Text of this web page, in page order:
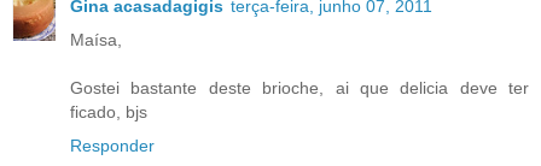
Gina acasadagigis terça-feira, junho 07, 2011
Maísa,
Gostei bastante deste brioche, ai que delicia deve ter
ficado, bjs
Responder